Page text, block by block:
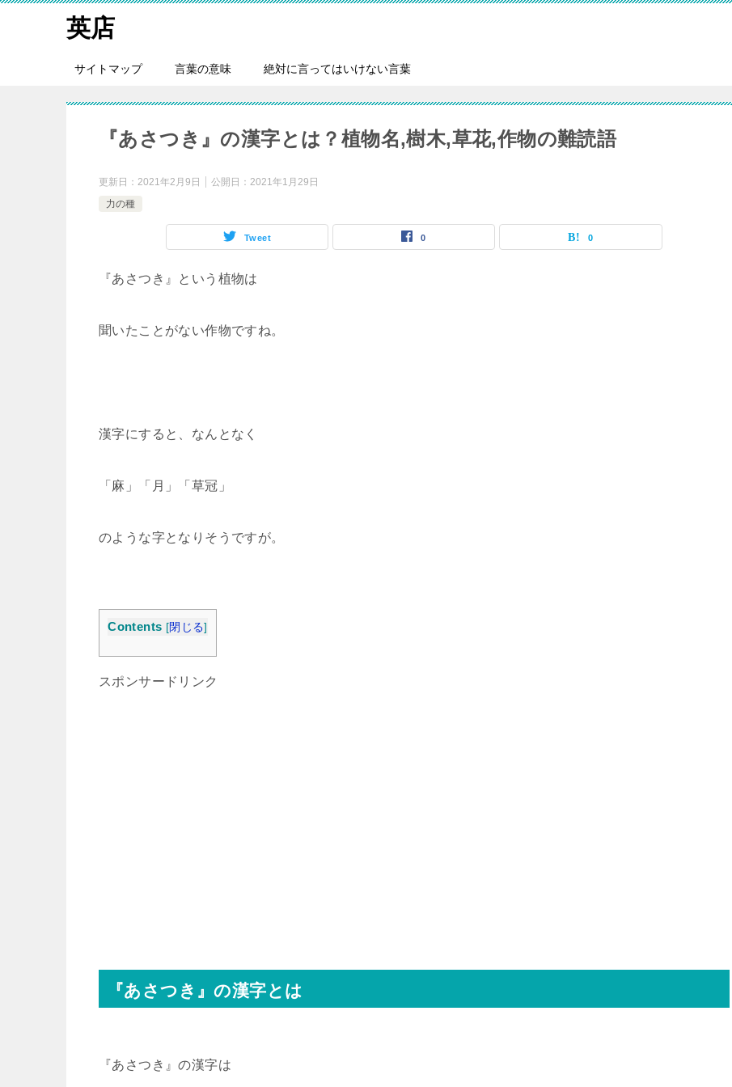
英店
サイトマップ 言葉の意味 絶対に言ってはいけない言葉
『あさつき』の漢字とは？植物名,樹木,草花,作物の難読語
更新日： 2021年2月9日 公開日： 2021年1月29日
力の種
Tweet 0 0
『あさつき』という植物は
聞いたことがない作物ですね。
漢字にすると、なんとなく
「麻」「月」「草冠」
のような字となりそうですが。
Contents [閉じる]
スポンサードリンク
『あさつき』の漢字とは
『あさつき』の漢字は